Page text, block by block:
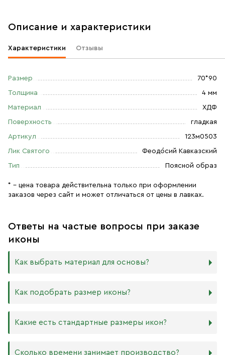
Описание и характеристики
Характеристики Отзывы
Размер 70*90
Толщина 4 мм
Материал ХДФ
Поверхность гладкая
Артикул 123м0503
Лик Святого Феодо́сий Кавказский
Тип Поясной образ
* – цена товара действительна только при оформлении
заказов через сайт и может отличаться от цены в лавках.
Ответы на частые вопросы при заказе
иконы
Как выбрать материал для основы?
Мы изготавливаем иконы на трёх разных видах досок:
МДФ. Ламинированная древесно-стружечная плита —
Как подобрать размер иконы?
Никаких строгих правил по тому, какого размера
иконостас, можно ориентироваться на него.
Какие есть стандартные размеры икон?
Сколько времени занимает производство?